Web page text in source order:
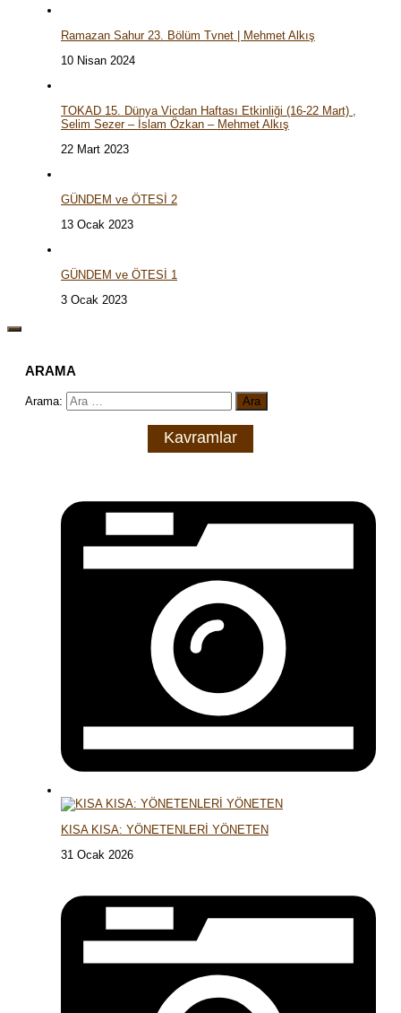
Ramazan Sahur 23. Bölüm Tvnet | Mehmet Alkış
10 Nisan 2024
TOKAD 15. Dünya Vicdan Haftası Etkinliği (16-22 Mart) ,
Selim Sezer – İslam Özkan – Mehmet Alkış
22 Mart 2023
GÜNDEM ve ÖTESİ 2
13 Ocak 2023
GÜNDEM ve ÖTESİ 1
3 Ocak 2023
ARAMA
Arama:
Kavramlar
KISA KISA: YÖNETENLERİ YÖNETEN
31 Ocak 2026